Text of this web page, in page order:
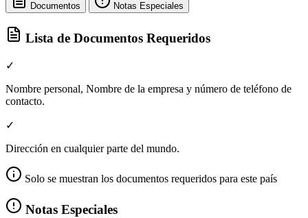
Documentos Notas Especiales
Lista de Documentos Requeridos
✓
Nombre personal, Nombre de la empresa y número de teléfono de
contacto.
✓
Dirección en cualquier parte del mundo.
Solo se muestran los documentos requeridos para este país
Notas Especiales